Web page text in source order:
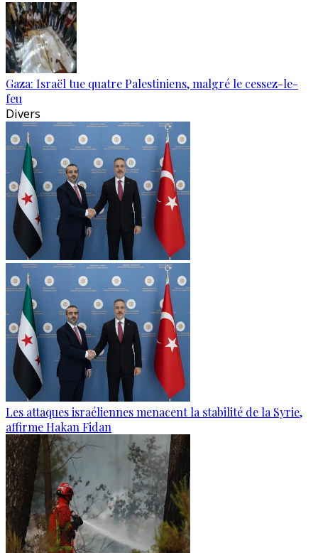
Gaza: Israël tue quatre Palestiniens, malgré le cessez-le-
feu
Divers
Les attaques israéliennes menacent la stabilité de la Syrie,
affirme Hakan Fidan